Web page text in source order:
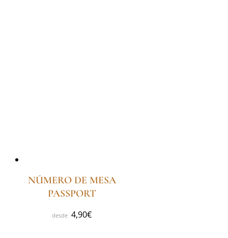
NÚMERO DE MESA
PASSPORT
4,90€